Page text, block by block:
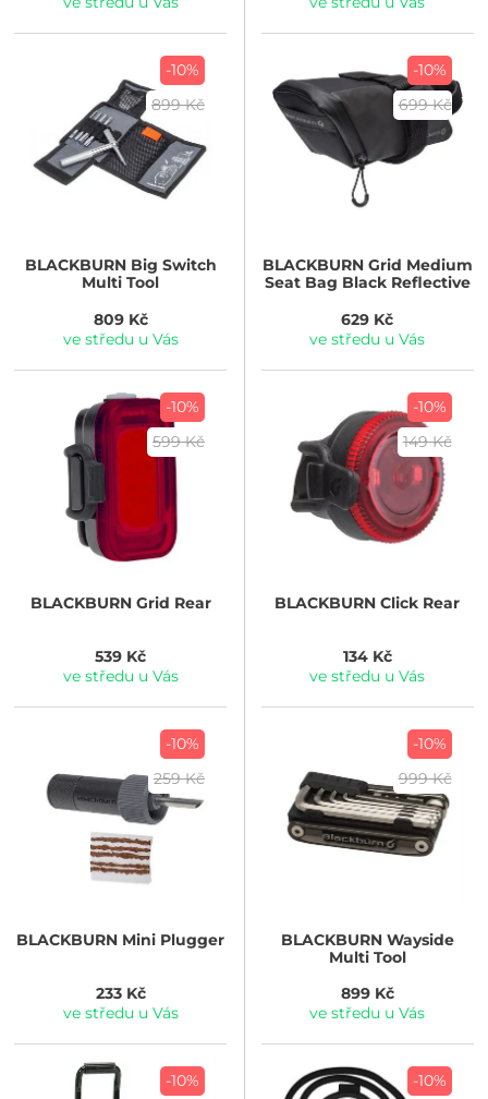
-10%
899 Kč
BLACKBURNBig Switch
Multi Tool
809 Kč
ve středu u Vás
-10%
699 Kč
BLACKBURNGrid Medium
Seat Bag Black Reflective
629 Kč
ve středu u Vás
-10%
599 Kč
BLACKBURNGrid Rear
539 Kč
ve středu u Vás
-10%
149 Kč
BLACKBURN Click Rear
134 Kč
ve středu u Vás
-10%
259 Kč
BLACKBURN Mini Plugger
233 Kč
ve středu u Vás
-10%
999 Kč
BLACKBURNWayside
Multi Tool
899 Kč
ve středu u Vás
-10%
-10%